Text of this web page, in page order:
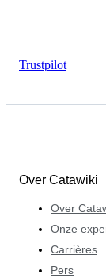
Trustpilot
Over Catawiki
Over
Onze
Carrières
Pers